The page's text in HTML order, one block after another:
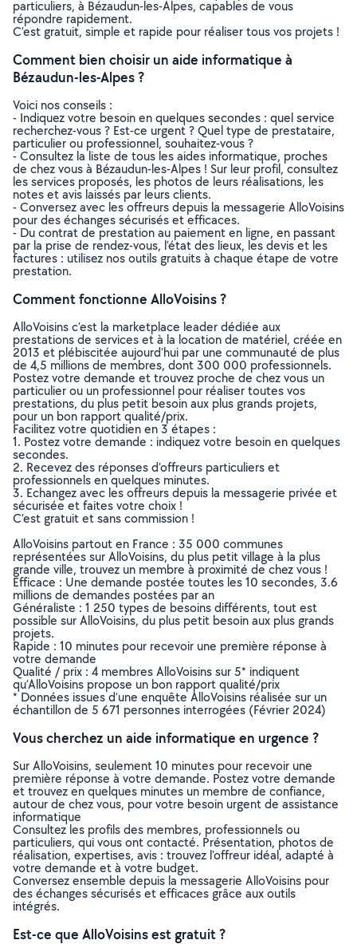
particuliers, à Bézaudun-les-Alpes, capables de vous
répondre rapidement.
C’est gratuit, simple et rapide pour réaliser tous vos projets !
Comment bien choisir un aide informatique à
Bézaudun-les-Alpes ?
Voici nos conseils :
- Indiquez votre besoin en quelques secondes : quel service
recherchez-vous ? Est-ce urgent ? Quel type de prestataire,
particulier ou professionnel, souhaitez-vous ?
- Consultez la liste de tous les aides informatique, proches
de chez vous à Bézaudun-les-Alpes ! Sur leur profil, consultez
les services proposés, les photos de leurs réalisations, les
notes et avis laissés par leurs clients.
- Conversez avec les offreurs depuis la messagerie AlloVoisins
pour des échanges sécurisés et efficaces.
- Du contrat de prestation au paiement en ligne, en passant
par la prise de rendez-vous, l’état des lieux, les devis et les
factures : utilisez nos outils gratuits à chaque étape de votre
prestation.
Comment fonctionne AlloVoisins ?
AlloVoisins c’est la marketplace leader dédiée aux
prestations de services et à la location de matériel, créée en
2013 et plébiscitée aujourd’hui par une communauté de plus
de 4,5 millions de membres, dont 300 000 professionnels.
Postez votre demande et trouvez proche de chez vous un
particulier ou un professionnel pour réaliser toutes vos
prestations, du plus petit besoin aux plus grands projets,
pour un bon rapport qualité/prix.
Facilitez votre quotidien en 3 étapes :
1. Postez votre demande : indiquez votre besoin en quelques
secondes.
2. Recevez des réponses d’offreurs particuliers et
professionnels en quelques minutes.
3. Echangez avec les offreurs depuis la messagerie privée et
sécurisée et faites votre choix !
C’est gratuit et sans commission !
AlloVoisins partout en France : 35 000 communes
représentées sur AlloVoisins, du plus petit village à la plus
grande ville, trouvez un membre à proximité de chez vous !
Efficace : Une demande postée toutes les 10 secondes, 3.6
millions de demandes postées par an
Généraliste : 1 250 types de besoins différents, tout est
possible sur AlloVoisins, du plus petit besoin aux plus grands
projets.
Rapide : 10 minutes pour recevoir une première réponse à
votre demande
Qualité / prix : 4 membres AlloVoisins sur 5* indiquent
qu’AlloVoisins propose un bon rapport qualité/prix
* Données issues d’une enquête AlloVoisins réalisée sur un
échantillon de 5 671 personnes interrogées (Février 2024)
Vous cherchez un aide informatique en urgence ?
Sur AlloVoisins, seulement 10 minutes pour recevoir une
première réponse à votre demande. Postez votre demande
et trouvez en quelques minutes un membre de confiance,
autour de chez vous, pour votre besoin urgent de assistance
informatique
Consultez les profils des membres, professionnels ou
particuliers, qui vous ont contacté. Présentation, photos de
réalisation, expertises, avis : trouvez l'offreur idéal, adapté à
votre demande et à votre budget.
Conversez ensemble depuis la messagerie AlloVoisins pour
des échanges sécurisés et efficaces grâce aux outils
intégrés.
Est-ce que AlloVoisins est gratuit ?